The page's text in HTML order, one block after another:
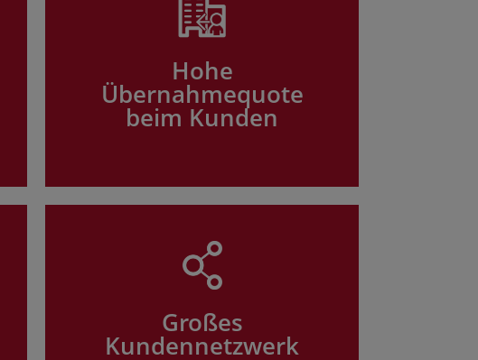
Hohe
Übernahmequote
beim Kunden
Großes
Kundennetzwerk